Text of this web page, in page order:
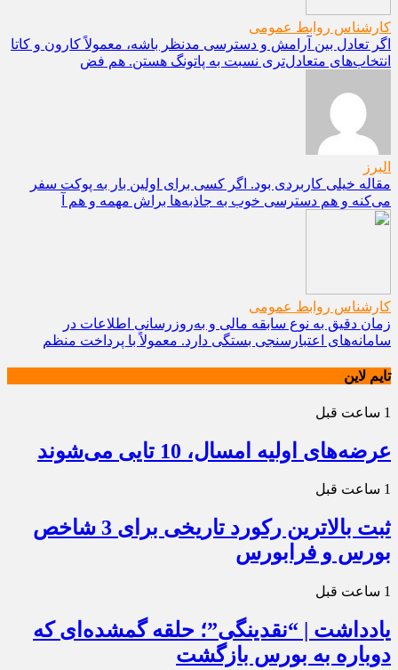
کارشناس روابط عمومی
اگر تعادل بین آرامش و دسترسی مدنظر باشه، معمولاً کارون و کاتا
انتخاب‌های متعادل‌تری نسبت به پاتونگ هستن. هم فض
البرز
مقاله خیلی کاربردی بود. اگر کسی برای اولین بار به پوکت سفر
می‌کنه و هم دسترسی خوب به جاذبه‌ها براش مهمه و هم آ
کارشناس روابط عمومی
زمان دقیق به نوع سابقه مالی و به‌روزرسانی اطلاعات در
سامانه‌های اعتبارسنجی بستگی دارد. معمولاً با پرداخت منظم
تایم لاین
1 ساعت قبل
عرضه‌های اولیه امسال، 10 تایی می‌شوند
1 ساعت قبل
ثبت بالاترین رکورد تاریخی برای 3 شاخص
بورس و فرابورس
1 ساعت قبل
یادداشت | “نقدینگی”؛ حلقه گمشده‌ای که
دوباره به بورس بازگشت